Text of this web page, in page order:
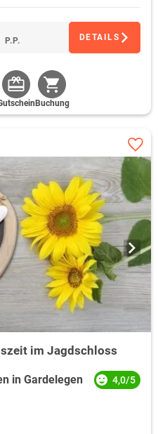
P.P. DETAILS
Buchung
im Jagdschloss
in Gardelegen 4,0/5